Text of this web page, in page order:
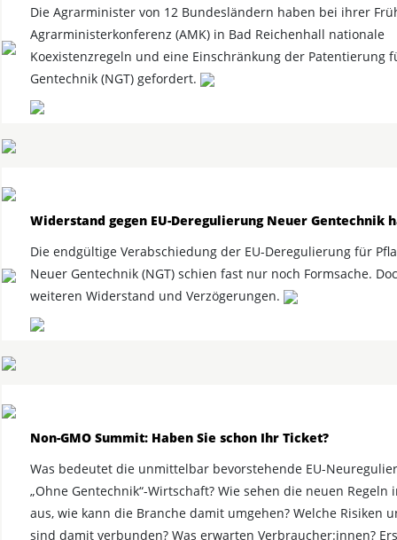
Die Agrarminister von 12 Bundesländern haben bei ihrer
Agrarministerkonferenz (AMK) in Bad Reichenhall nationale
Koexistenzregeln und eine Einschränkung der Patentierung
Gentechnik (NGT) gefordert.
Widerstand gegen EU-Deregulierung Neuer Gentechnik
Die endgültige Verabschiedung der EU-Deregulierung für
Neuer Gentechnik (NGT) schien fast nur noch Formsache.
weiteren Widerstand und Verzögerungen.
Non-GMO Summit: Haben Sie schon Ihr Ticket?
Was bedeutet die unmittelbar bevorstehende EU-
„Ohne Gentechnik“-Wirtschaft? Wie sehen die neuen Regeln
aus, wie kann die Branche damit umgehen? Welche Risiken
sind damit verbunden? Was erwarten Verbraucher:innen?